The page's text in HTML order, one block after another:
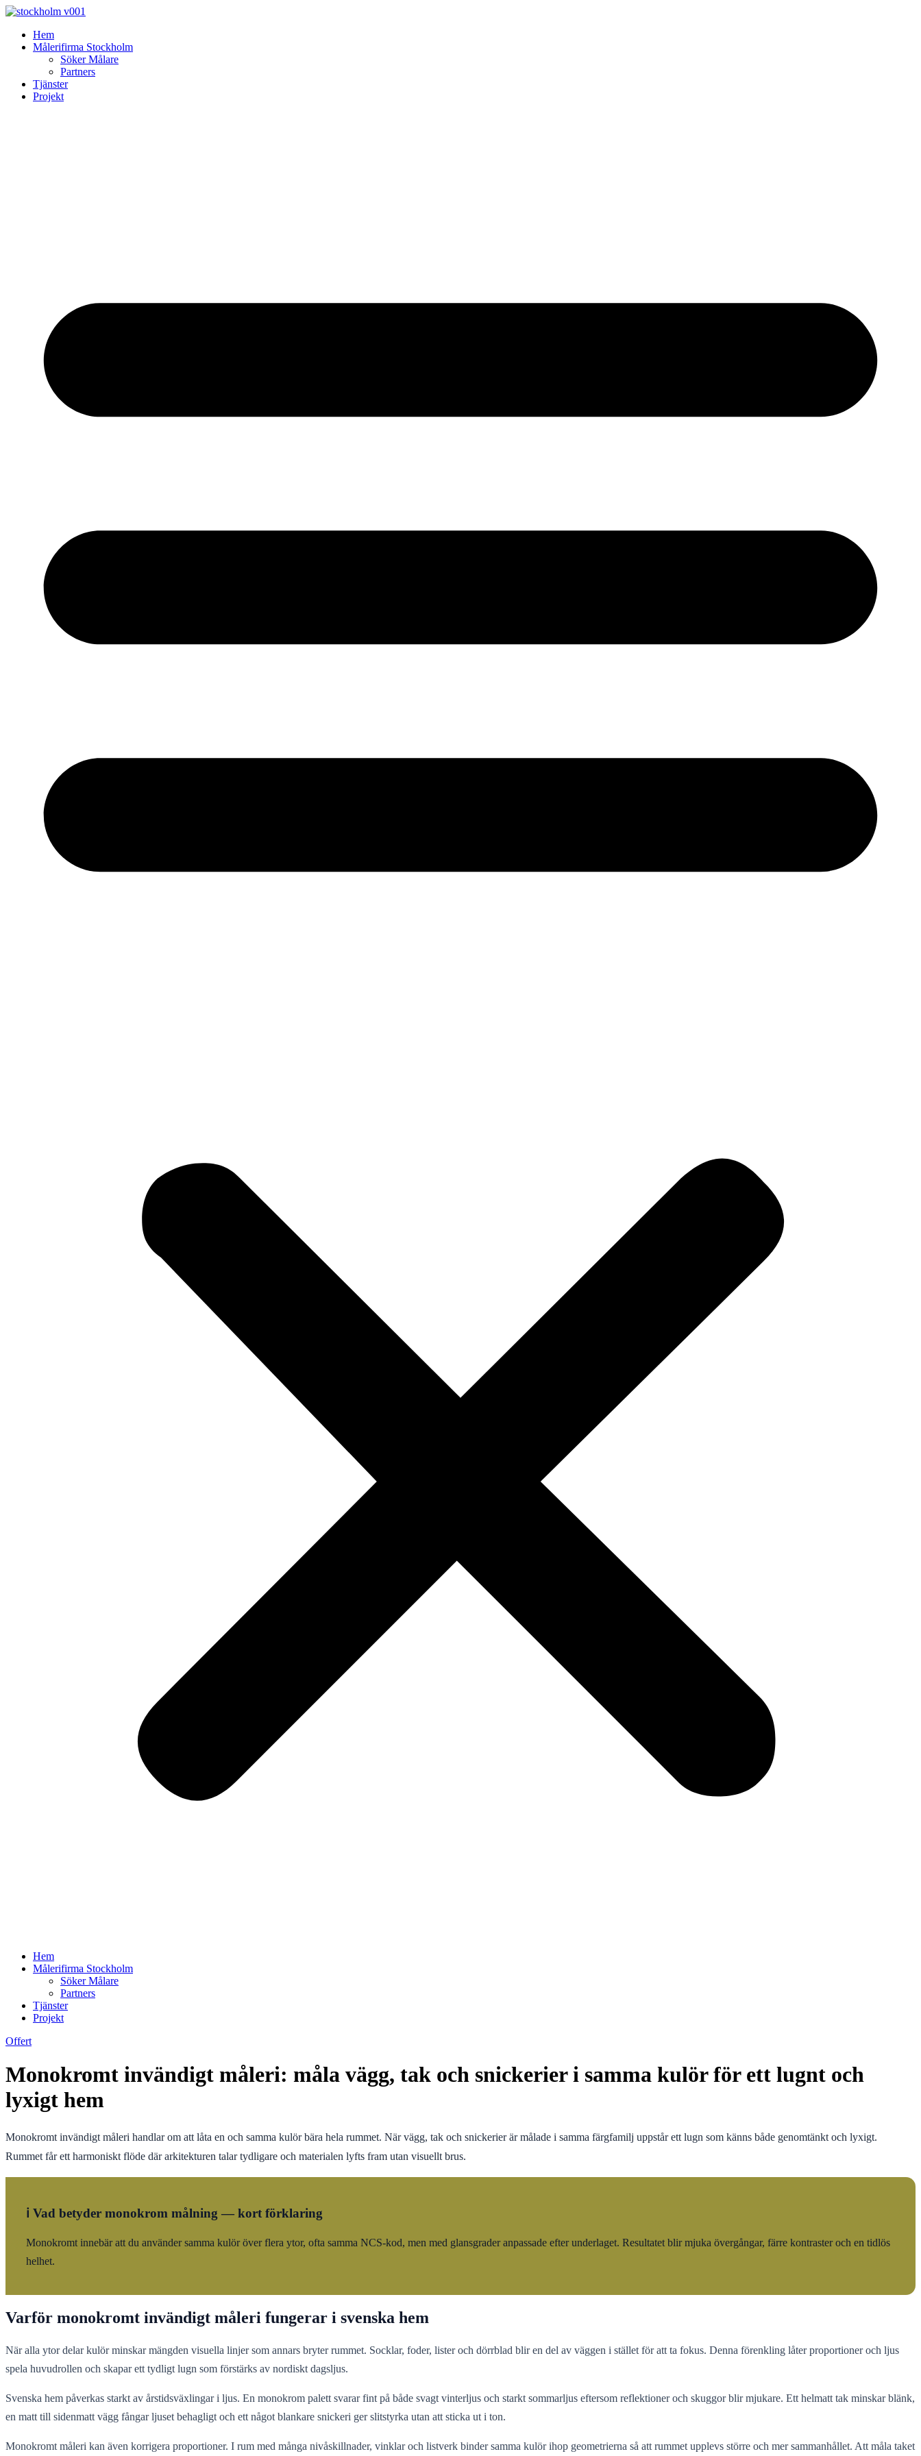
Skip
contentHem
Målerifirma Stockholm
Söker Målare
Partners
Tjänster
Projekt
Hem
Målerifirma Stockholm
Söker Målare
Partners
Tjänster
Projekt
Offert
Monokromt invändigt måleri: måla vägg, tak och snickerier i samma kulör för ett lugnt och
lyxigt hem
Monokromt invändigt måleri handlar om att låta en och samma kulör bära hela rummet. När vägg, tak och snickerier är målade i samma färgfamilj uppstår ett lugn som känns både genomtänkt och lyxigt.
Rummet får ett harmoniskt flöde där arkitekturen talar tydligare och materialen lyfts fram utan visuellt brus.
ℹ️ Vad betyder monokrom målning — kort förklaring
Monokromt innebär att du använder samma kulör över flera ytor, ofta samma NCS-kod, men med glansgrader anpassade efter underlaget. Resultatet blir mjuka övergångar, färre kontraster och en tidlös
helhet.
Varför monokromt invändigt måleri fungerar i svenska hem
När alla ytor delar kulör minskar mängden visuella linjer som annars bryter rummet. Socklar, foder, lister och dörrblad blir en del av väggen i stället för att ta fokus. Denna förenkling låter proportioner och ljus
spela huvudrollen och skapar ett tydligt lugn som förstärks av nordiskt dagsljus.
Svenska hem påverkas starkt av årstidsväxlingar i ljus. En monokrom palett svarar fint på både svagt vinterljus och starkt sommarljus eftersom reflektioner och skuggor blir mjukare. Ett helmatt tak minskar blänk,
en matt till sidenmatt vägg fångar ljuset behagligt och ett något blankare snickeri ger slitstyrka utan att sticka ut i ton.
Monokromt måleri kan även korrigera proportioner. I rum med många nivåskillnader, vinklar och listverk binder samma kulör ihop geometrierna så att rummet upplevs större och mer sammanhållet. Att måla taket